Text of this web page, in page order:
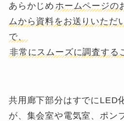
あらかじめ ホームページの
ムから資料をお送りいただ
で、
非常にスムーズに調査する
共用廊下部分はすでにLED
が、集会室や電気室、ポン